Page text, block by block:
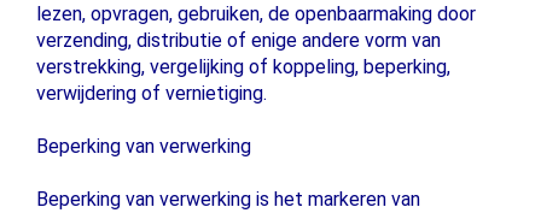
lezen, opvragen, gebruiken, de openbaarmaking door
verzending, distributie of enige andere vorm van
verstrekking, vergelijking of koppeling, beperking,
verwijdering of vernietiging.
Beperking van verwerking
Beperking van verwerking is het markeren van